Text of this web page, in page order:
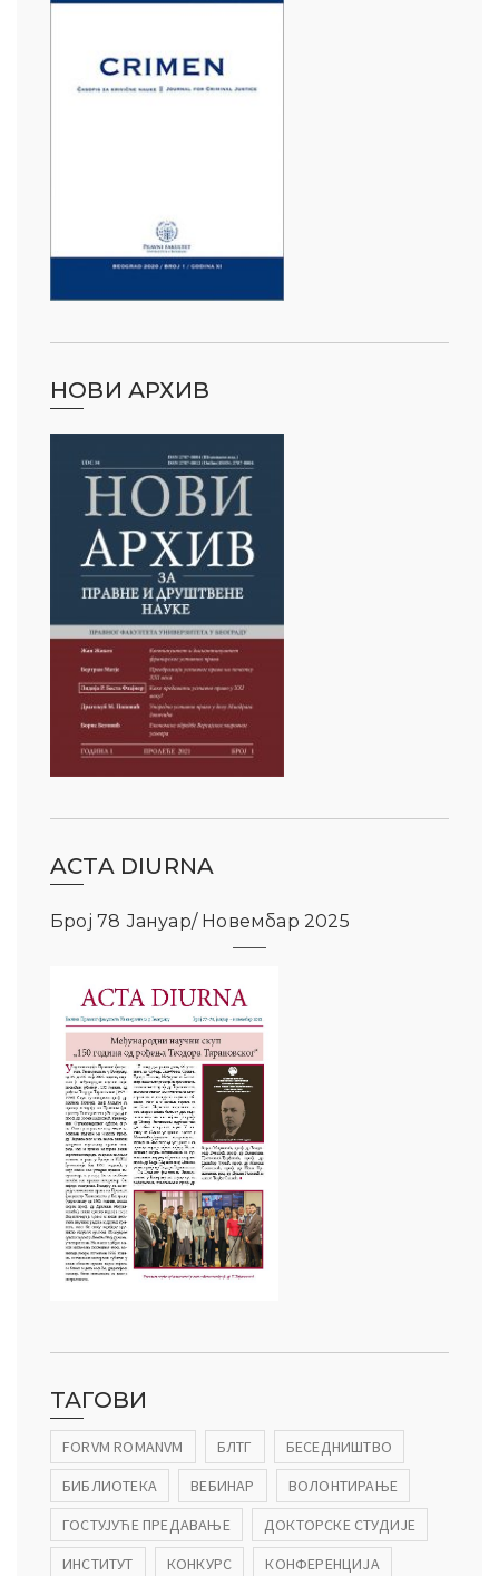
НОВИ АРХИВ
ACTA DIURNA
Број 78 Јануар/ Новембар 2025
ТАГОВИ
FORVM ROMANVM БЛТГ
БЕСЕДНИШТВО
БИБЛИОТЕКА
ВЕБИНАР
ВОЛОНТИРАЊЕ
ГОСТУЈУЋЕ ПРЕДАВАЊЕ
ДОКТОРСКЕ СТУДИЈЕ
ИНСТИТУТ
КОНКУРС
КОНФЕРЕНЦИЈА
Пословања” – Догађаји